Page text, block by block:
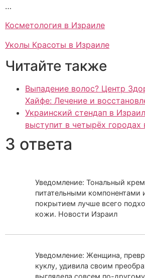
…
Косметология в Израиле
Уколы Красоты в Израиле
Читайте также
Выпадение волос? Центр
Хайфе: Лечение и
Украинский стендап в
выступит в четырёх городах
3 ответа
Уведомление: Тональный
питательными компонентами
покрытием лучше всего
кожи. Новости Израил
Уведомление: Женщина,
куклу, удивила своим
выглядела совсем по-